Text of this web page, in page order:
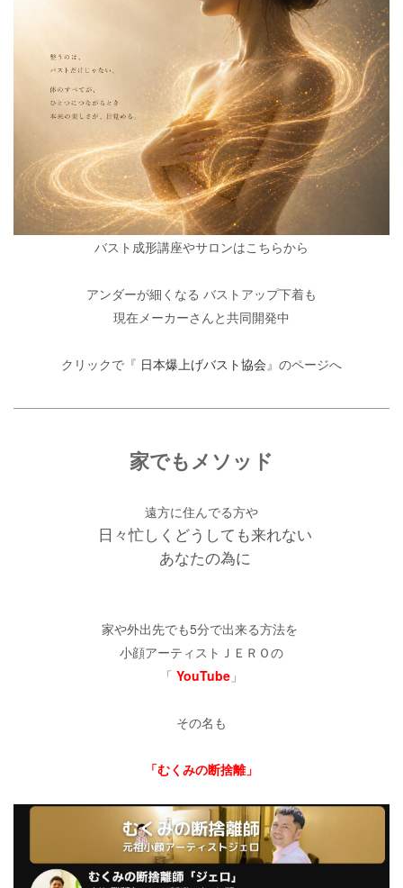
バスト成形講座やサロンはこちらから
アンダーが細くなる バストアップ下着も
現在メーカーさんと共同開発中
クリックで『 日本爆上げバスト協会』のページへ
家でもメソッド
遠方に住んでる方や
日々忙しくどうしても来れない
あなたの為に
家や外出先でも5分で出来る方法を
小顔アーティストＪＥＲＯの
「 YouTube 」
その名も
「むくみの断捨離」